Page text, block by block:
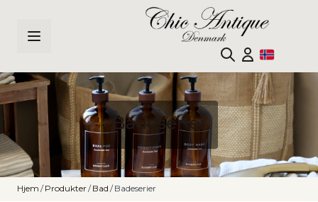
Badeserier
Hjem / Produkter/ Bad / Badeserier